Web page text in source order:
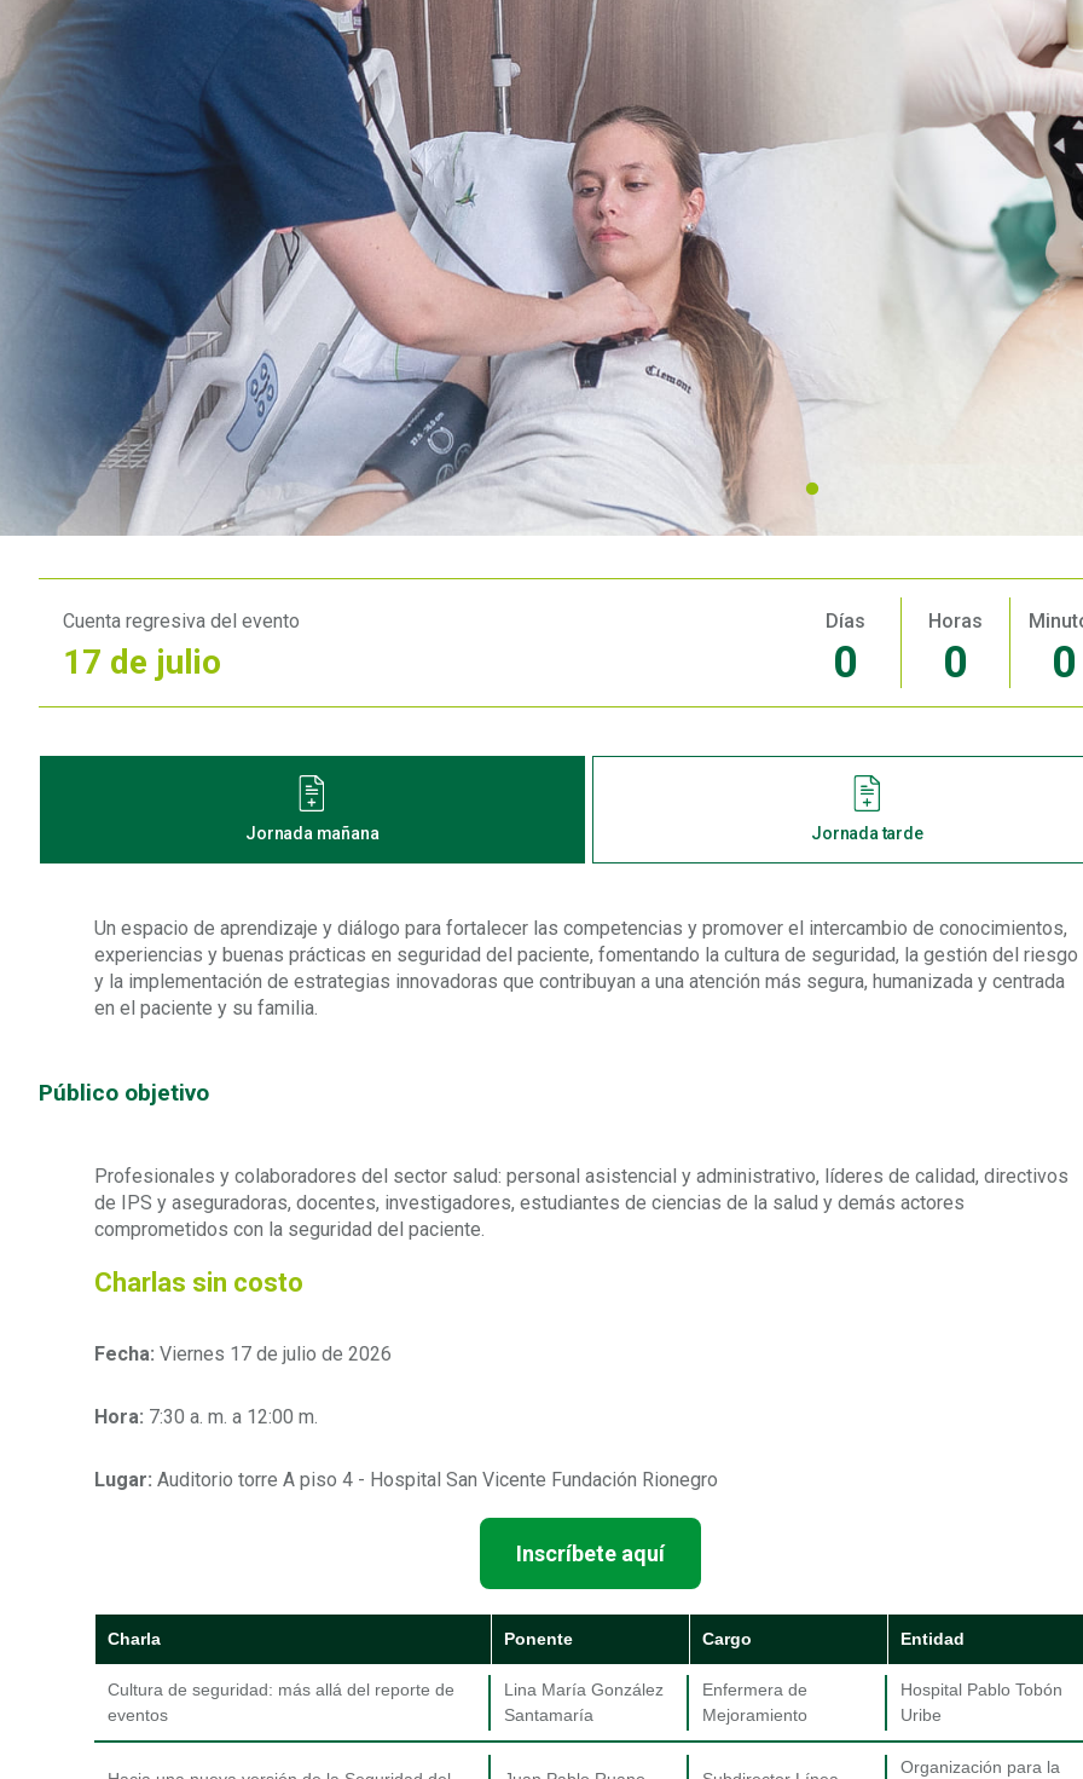
Cuenta regresiva del evento
17 de julio
Días
0
Horas
0 0
Jornada mañana Jornada tarde
Un espacio de aprendizaje y diálogo para fortalecer las competencias y promover el intercambio de conocimientos,
experiencias y buenas prácticas en seguridad del paciente, fomentando la cultura de seguridad, la gestión del riesgo
y la implementación de estrategias innovadoras que contribuyan a una atención más segura, humanizada y centrada
en el paciente y su familia.
Público objetivo
Profesionales y colaboradores del sector salud: personal asistencial y administrativo, líderes de calidad, directivos
de IPS y aseguradoras, docentes, investigadores, estudiantes de ciencias de la salud y demás actores
comprometidos con la seguridad del paciente.
Charlas sin costo
Fecha: Viernes 17 de julio de 2026
Hora: 7:30 a. m. a 12:00 m.
Lugar: Auditorio torre A piso 4 - Hospital San Vicente Fundación Rionegro
Inscríbete aquí
Charla Ponente Cargo Entidad
Cultura de seguridad: más allá del reporte de
eventos
Lina María González
Santamaría
Enfermera de
Mejoramiento
Hospital Pablo Tobón
Uribe
Organización para la